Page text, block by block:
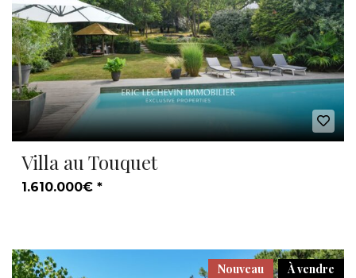
Villa au Touquet
1.610.000€ *
À vendre
Nouveau